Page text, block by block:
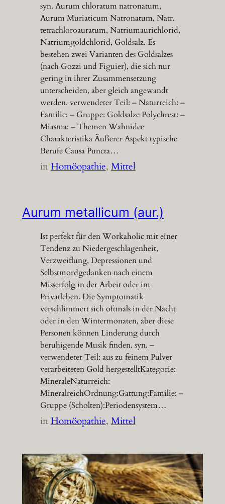
syn. Aurum chloratum natronatum,
Aurum Muriaticum Natronatum, Natr.
tetrachloroauratum, Natriumaurichlorid,
Natriumgoldchlorid, Goldsalz. Es
bestehen zwei Varianten des Goldsalzes
(nach Gozzi und Figuier), die sich nur
gering in ihrer Zusammensetzung
unterscheiden, aber gleich angewandt
werden. verwendeter Teil: – Naturreich: –
Familie: – Gruppe: Goldsalze Polychrest: –
Miasma: – Themen Wahnidee
Charakteristika Äußerer Aspekt typische
Berufe Causa Puncta…
inHomöopathie, Mittel
Aurum metallicum (aur.)
Ist perfekt für den Workaholic mit einer
Tendenz zu Niedergeschlagenheit,
Verzweiflung, Depressionen und
Selbstmordgedanken nach einem
Misserfolg in der Arbeit oder im
Privatleben. Die Symptomatik
verschlimmert sich oftmals in der Nacht
oder in den Wintermonaten, aber diese
Personen können Linderung durch
beruhigende Musik finden. syn. –
verwendeter Teil: aus zu feinem Pulver
verarbeiteten Gold hergestelltKategorie:
MineraleNaturreich:
MineralreichOrdnung:Gattung:Familie: –
Gruppe (Scholten):Periodensystem…
inHomöopathie, Mittel